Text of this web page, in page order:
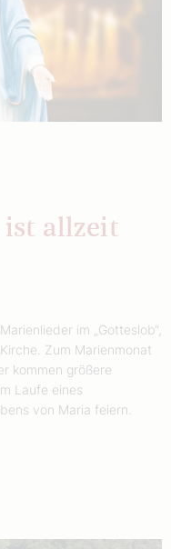
ist allzeit
im „Gotteslob“,
Zum Marienmonat
kommen größere
Laufe eines
von Maria feiern.